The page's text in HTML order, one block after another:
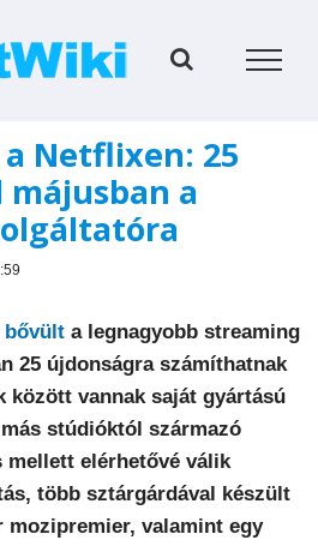
Netflixen: 25
a
bővült a legnagyobb streaming
25 újdonságra számíthatnak
között vannak saját gyártású
stúdióktól származó
mellett elérhetővé válik
több sztárgárdával készült
valamint egy